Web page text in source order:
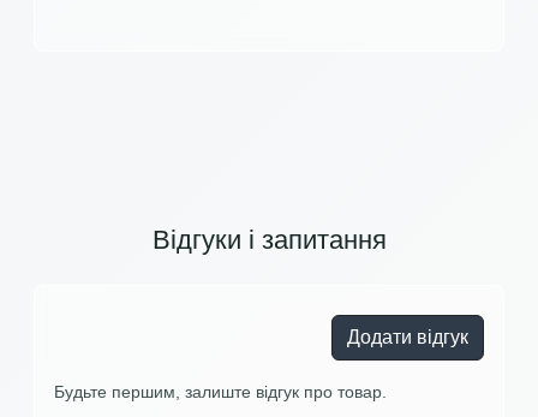
Відгуки і запитання
Додати відгук
Будьте першим, залиште відгук про товар.